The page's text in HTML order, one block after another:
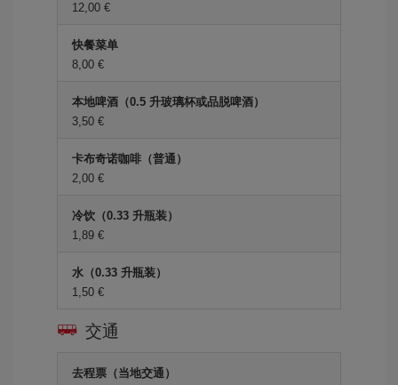
12,00 €
快餐菜单
8,00 €
本地啤酒（0.5 升玻璃杯或品脱啤酒）
3,50 €
卡布奇诺咖啡（普通）
2,00 €
冷饮（0.33 升瓶装）
1,89 €
水（0.33 升瓶装）
1,50 €
交通
去程票（当地交通）